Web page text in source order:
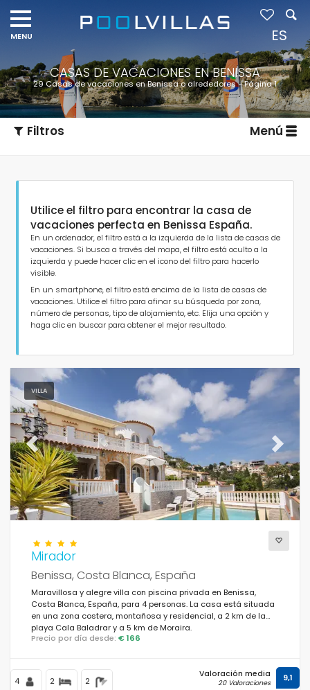
CASAS DE VACACIONES EN BENISSA
29 Casas de vacaciones en Benissa o alrededores - Página 1
Filtros Menú
Tipo de alojamiento
Personas
Dormitorios
Cuartos de baño
Servicios populares
Condiciones
Opciones
Distancias
Utilice el filtro para encontrar la casa de
vacaciones perfecta en Benissa España.
En un ordenador, el filtro está a la izquierda de la lista de casas de
vacaciones. Si busca a través del mapa, el filtro está oculto a la
izquierda y puede hacer clic en el icono del filtro para hacerlo
visible.
En un smartphone, el filtro está encima de la lista de casas de
vacaciones. Utilice el filtro para afinar su búsqueda por zona,
número de personas, tipo de alojamiento, etc. Elija una opción y
haga clic en buscar para obtener el mejor resultado.
VILLA
Previous Next
Mirador
Benissa, Costa Blanca, España
Maravillosa y alegre villa con piscina privada en Benissa,
Costa Blanca, España, para 4 personas. La casa está situada
en una zona costera, montañosa y residencial, a 2 km de la
playa Cala Baladrar y a 5 km de Moraira.
Precio por día desde: € 166
4 2 2
Valoración media
20 Valoraciones 9,1
ES